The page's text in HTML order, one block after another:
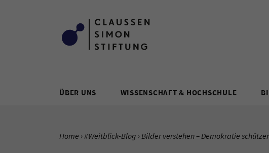
ÜBER UNS WISSENSCHAFT & HOCHSCHULE
SIE BEFINDEN SICH HIER:
Home #Weitblick-Blog Aktuelle Seite:
Bilder verstehen – Demokratie